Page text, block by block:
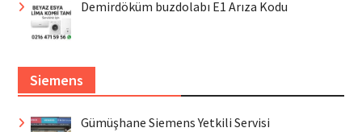
Demirdöküm buzdolabı E1 Arıza Kodu
Siemens
Gümüşhane Siemens Yetkili Servisi